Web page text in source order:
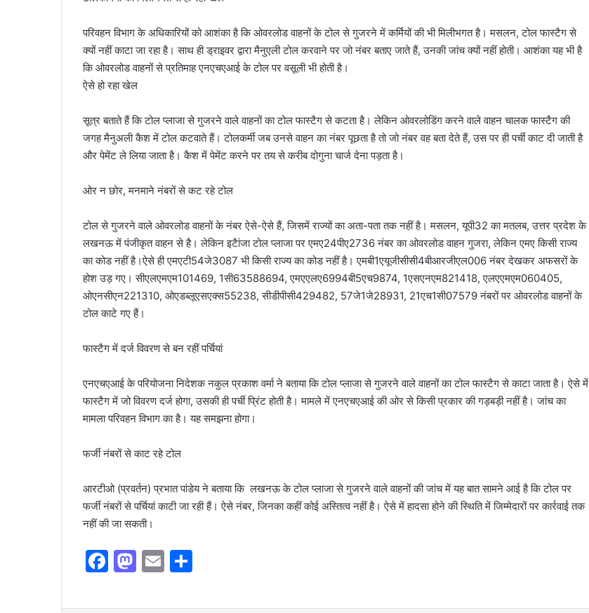
परिवहन विभाग के अधिकारियों को आशंका है कि ओवरलोड वाहनों के टोल से गुजरने में कर्मियों की भी मिलीभगत है। मसलन, टोल फास्टैग से
क्यों नहीं काटा जा रहा है। साथ ही ड्राइवर द्वारा मैनुएली टोल करवाने पर जो नंबर बताए जाते हैं, उनकी जांच क्यों नहीं होती। आशंका यह भी है
कि ओवरलोड वाहनों से प्रतिमाह एनएचएआई के टोल पर वसूली भी होती है।
ऐसे हो रहा खेल
सूत्र बताते हैं कि टोल प्लाजा से गुजरने वाले वाहनों का टोल फास्टैग से कटता है। लेकिन ओवरलोडिंग करने वाले वाहन चालक फास्टैग की
जगह मैनुअली कैश में टोल कटवाते हैं। टोलकर्मी जब उनसे वाहन का नंबर पूछता है तो जो नंबर वह बता देते हैं, उस पर ही पर्ची काट दी जाती है
और पेमेंट ले लिया जाता है। कैश में पेमेंट करने पर तय से करीब दोगुना चार्ज देना पड़ता है।
ओर न छोर, मनमाने नंबरों से कट रहे टोल
टोल से गुजरने वाले ओवरलोड वाहनों के नंबर ऐसे-ऐसे हैं, जिसमें राज्यों का अता-पता तक नहीं है। मसलन, यूपी32 का मतलब, उत्तर प्रदेश के
लखनऊ में पंजीकृत वाहन से है। लेकिन इटैांजा टोल प्लाजा पर एमए24पीए2736 नंबर का ओवरलोड वाहन गुजरा, लेकिन एमए किसी राज्य
का कोड नहीं है।ऐसे ही एमएटी54जे3087 भी किसी राज्य का कोड नहीं है। एमबी1एयूजीसीसी4बीआरजीएल006 नंबर देखकर अफसरों के
होश उड़ गए। सीएलएमएम101469, 1सी63588694, एमएएलए6994बी5एच9874, 1एसएनएम821418, एलएएमएम060405,
ओएनसीएन221310, ओएडब्लूएसएक्स55238, सीडीपीसी429482, 57जे1जे28931, 21एच1सी07579 नंबरों पर ओवरलोड वाहनों के
टोल काटे गए हैं।
फास्टैग में दर्ज विवरण से बन रहीं पर्चियां
एनएचएआई के परियोजना निदेशक नकुल प्रकाश वर्मा ने बताया कि टोल प्लाजा से गुजरने वाले वाहनों का टोल फास्टैग से काटा जाता है। ऐसे में
फास्टैग में जो विवरण दर्ज होगा, उसकी ही पर्ची प्रिंट होती है। मामले में एनएचएआई की ओर से किसी प्रकार की गड़बड़ी नहीं है। जांच का
मामला परिवहन विभाग का है। यह समझना होगा।
फर्जी नंबरों से काट रहे टोल
आरटीओ (प्रवर्तन) प्रभात पांडेय ने बताया कि लखनऊ के टोल प्लाजा से गुजरने वाले वाहनों की जांच में यह बात सामने आई है कि टोल पर
फर्जी नंबरों से पर्चियां काटी जा रही हैं। ऐसे नंबर, जिनका कहीं कोई अस्तित्व नहीं है। ऐसे में हादसा होने की स्थिति में जिम्मेदारों पर कार्रवाई तक
नहीं की जा सकती।
F
c
M
st
E
ai ar